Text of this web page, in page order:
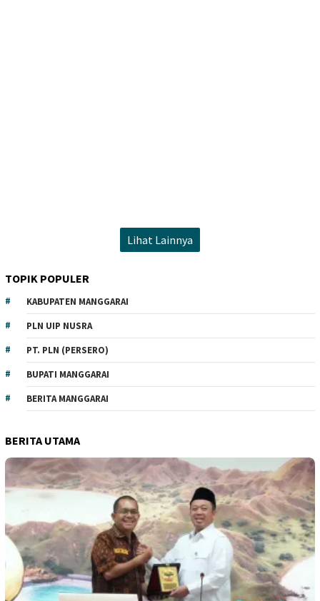
Lihat Lainnya
TOPIK POPULER
KABUPATEN MANGGARAI
PLN UIP NUSRA
PT. PLN (PERSERO)
BUPATI MANGGARAI
BERITA MANGGARAI
BERITA UTAMA